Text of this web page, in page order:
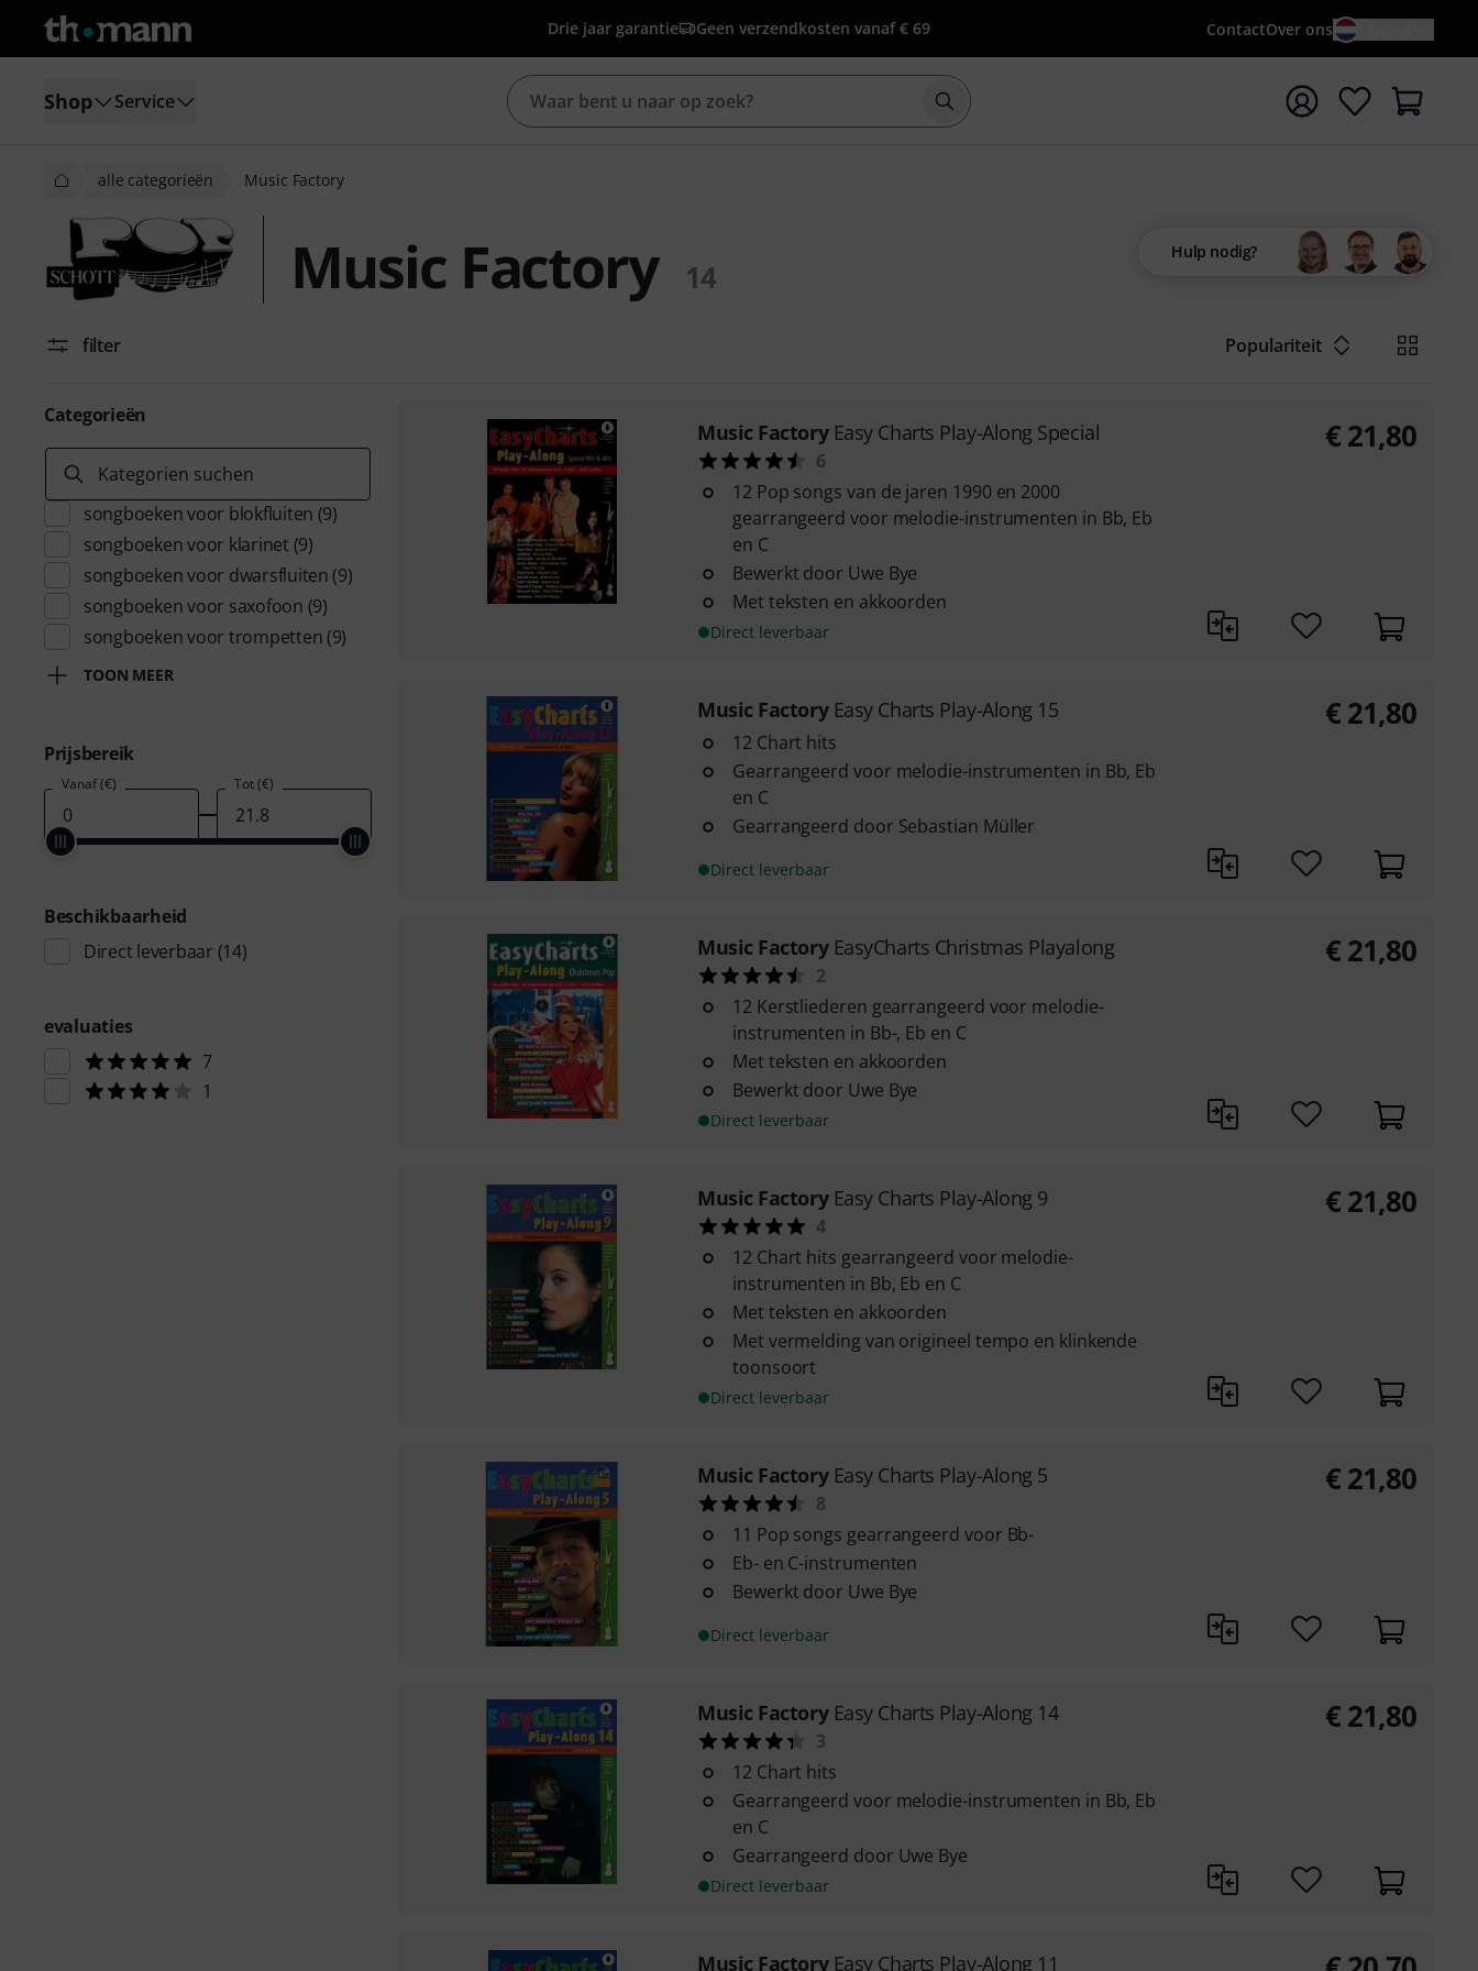
Drie jaar garantie Geen verzendkosten vanaf € 69 ContactOver ons
Shop Service Zoek met zoekterm {searchTerm}
alle categorieën Music Factory
Music Factory 14
Hulp nodig?
filter Populariteit
Categorieën
Kategorien suchen
songboeken voor blokfluiten (9)
songboeken voor klarinet (9)
songboeken voor dwarsfluiten (9)
songboeken voor saxofoon (9)
songboeken voor trompetten (9)
TOON MEER
Prijsbereik
Vanaf (€) Tot (€)
Beschikbaarheid
Direct leverbaar (14)
evaluaties
7
1
Music Factory Easy Charts Play-Along Special
6
12 Pop songs van de jaren 1990 en 2000
gearrangeerd voor melodie-instrumenten in Bb, Eb
en C
Bewerkt door Uwe Bye
Met teksten en akkoorden
Direct leverbaar
€ 21,80
Music Factory Easy Charts Play-Along 15
12 Chart hits
Gearrangeerd voor melodie-instrumenten in Bb, Eb
en C
Gearrangeerd door Sebastian Müller
Direct leverbaar
€ 21,80
Music Factory EasyCharts Christmas Playalong
2
12 Kerstliederen gearrangeerd voor melodie-
instrumenten in Bb-, Eb en C
Met teksten en akkoorden
Bewerkt door Uwe Bye
Direct leverbaar
€ 21,80
Music Factory Easy Charts Play-Along 9
4
12 Chart hits gearrangeerd voor melodie-
instrumenten in Bb, Eb en C
Met teksten en akkoorden
Met vermelding van origineel tempo en klinkende
toonsoort
Direct leverbaar
€ 21,80
Music Factory Easy Charts Play-Along 5
8
11 Pop songs gearrangeerd voor Bb-
Eb- en C-instrumenten
Bewerkt door Uwe Bye
Direct leverbaar
€ 21,80
Music Factory Easy Charts Play-Along 14
3
12 Chart hits
Gearrangeerd voor melodie-instrumenten in Bb, Eb
en C
Gearrangeerd door Uwe Bye
Direct leverbaar
€ 21,80
Music Factory Easy Charts Play-Along 11